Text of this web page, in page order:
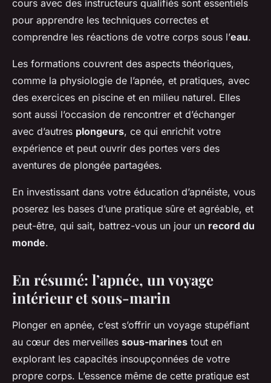
cours avec des instructeurs qualifiés sont essentiels
pour apprendre les techniques correctes et
comprendre les réactions de votre corps sous l’eau.
Les formations couvrent des aspects théoriques,
comme la physiologie de l’apnée, et pratiques, avec
des exercices en piscine et en milieu naturel. Elles
sont aussi l’occasion de rencontrer et d’échanger
avec d’autres plongeurs, ce qui enrichit votre
expérience et peut ouvrir des portes vers des
aventures de plongée partagées.
En investissant dans votre éducation d’apnéiste, vous
poserez les bases d’une pratique sûre et agréable, et
peut-être, qui sait, battrez-vous un jour un record du
monde.
En résumé: l’apnée, un voyage
intérieur et sous-marin
Plonger en apnée, c’est s’offrir un voyage stupéfiant
au cœur des merveilles sous-marines tout en
explorant les capacités insoupçonnées de votre
propre corps. L’essence même de cette pratique est